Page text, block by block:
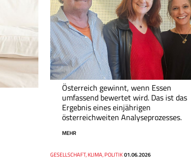
Österreich gewinnt, wenn Essen
umfassend bewertet wird. Das ist das
Ergebnis eines einjährigen
österreichweiten Analyseprozesses.
MEHR
Thema
GESELLSCHAFT, KLIMA, POLITIK
Datum 01.06.2026